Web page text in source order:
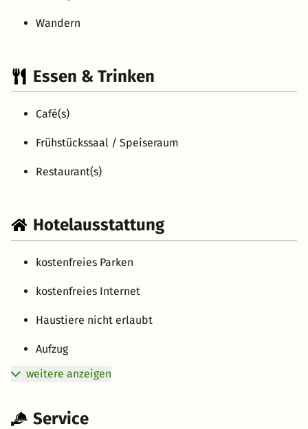
Wandern
Essen & Trinken
Café(s)
Frühstückssaal / Speiseraum
Restaurant(s)
Hotelausstattung
kostenfreies Parken
kostenfreies Internet
Haustiere nicht erlaubt
Aufzug
weitere anzeigen
Service